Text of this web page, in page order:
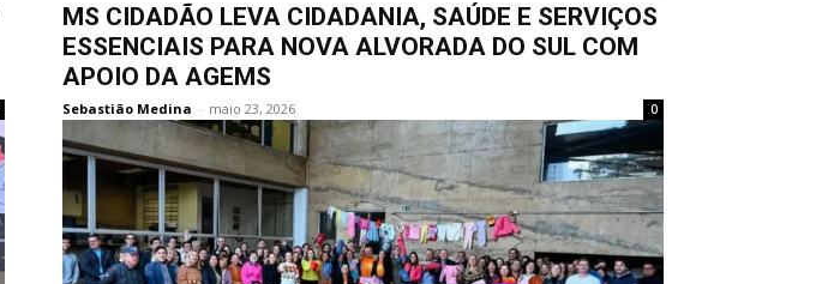
MS CIDADÃO LEVA CIDADANIA, SAÚDE E SERVIÇOS
ESSENCIAIS PARA NOVA ALVORADA DO SUL COM
APOIO DA AGEMS
Sebastião Medina - maio 23, 2026 0